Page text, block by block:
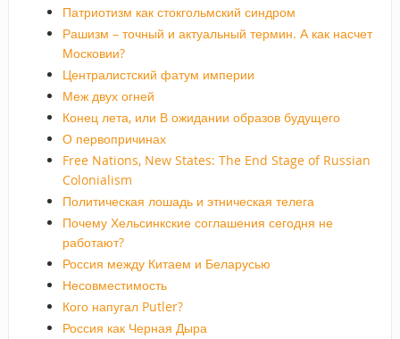
Патриотизм как стокгольмский синдром
Рашизм – точный и актуальный термин. А как насчет
Московии?
Централистский фатум империи
Меж двух огней
Конец лета, или В ожидании образов будущего
О первопричинах
Free Nations, New States: The End Stage of Russian
Colonialism
Политическая лошадь и этническая телега
Почему Хельсинкские соглашения сегодня не
работают?
Россия между Китаем и Беларусью
Несовместимость
Кого напугал Putler?
Россия как Черная Дыра